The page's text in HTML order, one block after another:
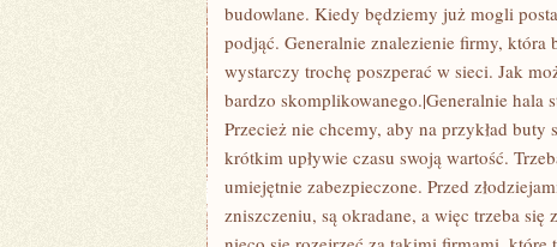
budowlane. Kiedy będziemy już mogli
podjąć. Generalnie znalezienie firmy, która
wystarczy trochę poszperać w sieci. Jak
bardzo skomplikowanego.|Generalnie hala
Przecież nie chcemy, aby na przykład
krótkim upływie czasu swoją wartość.
umiejętnie zabezpieczone. Przed
zniszczeniu, są okradane, a więc trzeba się